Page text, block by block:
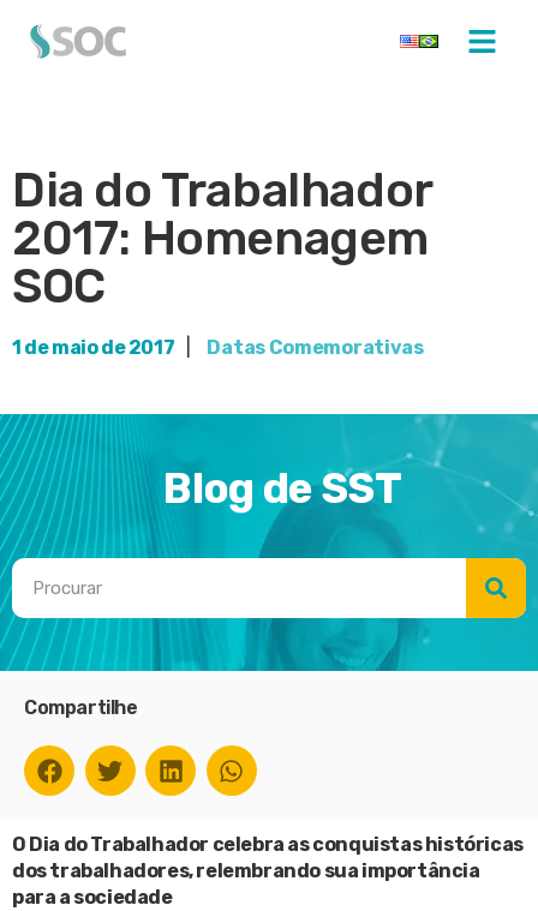
Dia do Trabalhador
2017: Homenagem
SOC
1 de maio de 2017 Datas Comemorativas
Blog de SST
Compartilhe
O Dia do Trabalhador celebra as conquistas históricas
dos trabalhadores, relembrando sua importância
para a sociedade